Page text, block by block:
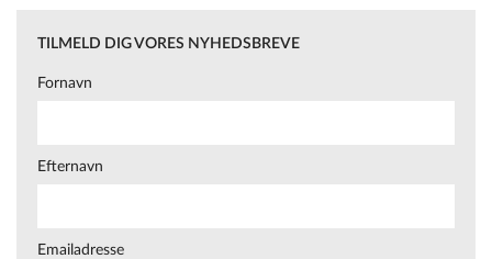
TILMELD DIG VORES NYHEDSBREVE
Fornavn
Efternavn
Emailadresse